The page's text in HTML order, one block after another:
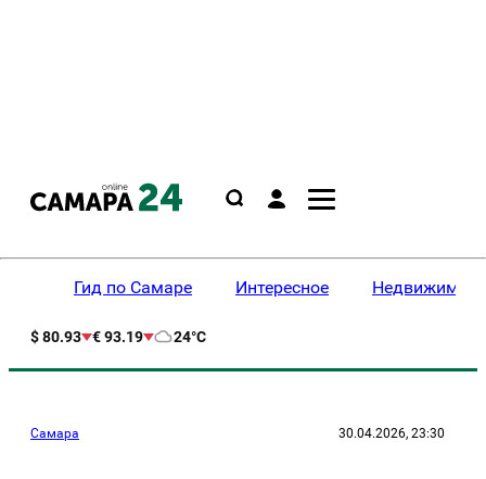
Гид по Самаре Интересное
$ 80.93 € 93.19 24°C
Самара 30.04.2026, 23:30